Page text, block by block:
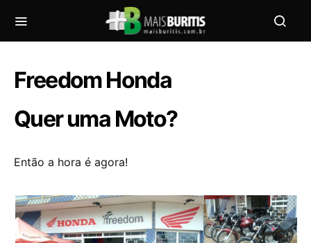
Freedom Honda
Quer uma Moto?
Então a hora é agora!